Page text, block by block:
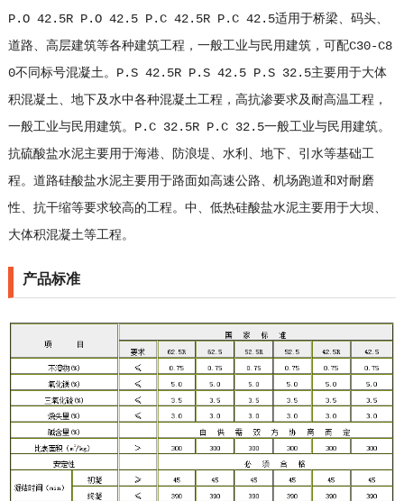
P.O 42.5R P.O 42.5 P.C 42.5R P.C 42.5适用于桥梁、码头、
道路、高层建筑等各种建筑工程，一般工业与民用建筑，可配C30-C8
0不同标号混凝土。P.S 42.5R P.S 42.5 P.S 32.5主要用于大体
积混凝土、地下及水中各种混凝土工程，高抗渗要求及耐高温工程，
一般工业与民用建筑。P.C 32.5R P.C 32.5一般工业与民用建筑。
抗硫酸盐水泥主要用于海港、防浪堤、水利、地下、引水等基础工
程。道路硅酸盐水泥主要用于路面如高速公路、机场跑道和对耐磨
性、抗干缩等要求较高的工程。中、低热硅酸盐水泥主要用于大坝、
大体积混凝土等工程。
产品标准